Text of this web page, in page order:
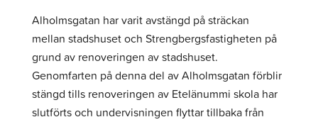
Alholmsgatan har varit avstängd på sträckan
mellan stadshuset och Strengbergsfastigheten på
grund av renoveringen av stadshuset.
Genomfarten på denna del av Alholmsgatan förblir
stängd tills renoveringen av Etelänummi skola har
slutförts och undervisningen flyttar tillbaka från